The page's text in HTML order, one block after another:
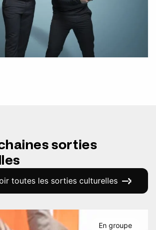
sorties
toutes les sorties culturelles
En groupe